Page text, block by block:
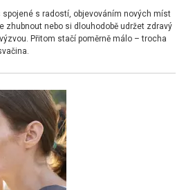
s radostí, objevováním nových míst
zhubnout nebo si dlouhodobě udržet zdravý
Přitom stačí poměrně málo – trocha